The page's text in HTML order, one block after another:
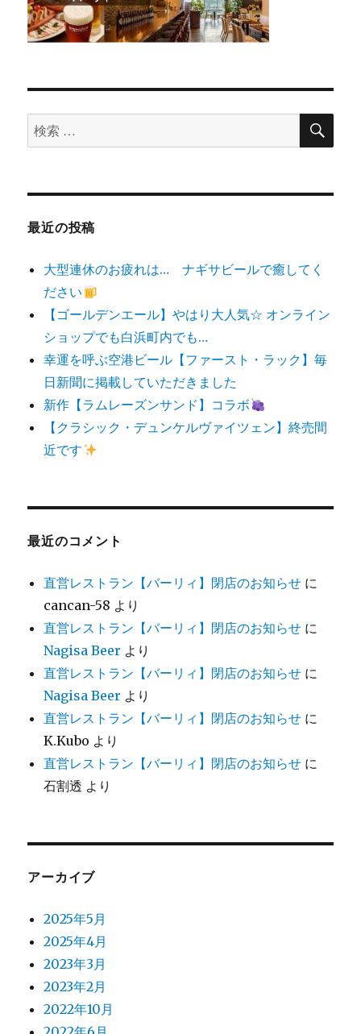
検
索
象:
検
最近の投稿
大型連休のお疲れは… ナギサビールで癒してく
ださい
【ゴールデンエール】やはり大人気☆ オンライン
ショップでも白浜町内でも…
幸運を呼ぶ空港ビール【ファースト・ラック】毎
日新聞に掲載していただきました
新作【ラムレーズンサンド】コラボ
【クラシック・デュンケルヴァイツェン】終売間
近です
最近のコメント
直営レストラン【バーリィ】閉店のお知らせ に
cancan-58 より
直営レストラン【バーリィ】閉店のお知らせ に
Nagisa Beer より
直営レストラン【バーリィ】閉店のお知らせ に
Nagisa Beer より
直営レストラン【バーリィ】閉店のお知らせ に
K.Kubo より
直営レストラン【バーリィ】閉店のお知らせ に
石割透 より
アーカイブ
2025年5月
2025年4月
2023年3月
2023年2月
2022年10月